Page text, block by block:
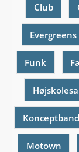
Club
Evergreens
Funk
Konceptband
Motown